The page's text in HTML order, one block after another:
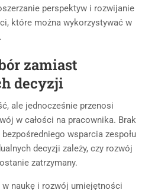
perspektyw i rozwijanie
które można wykorzystywać w
zamiast
decyzji
ale jednocześnie przenosi
w całości na pracownika. Brak
wsparcia zespołu
decyzji zależy, czy rozwój
zatrzymany.
naukę i rozwój umiejętności